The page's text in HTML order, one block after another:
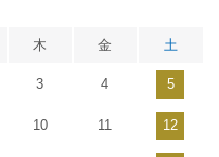
木 金 土
3 4 5
10 11 12